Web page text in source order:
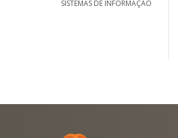
SISTEMAS DE INFORMAÇÃO